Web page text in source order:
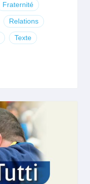
Fraternité
Relations
Texte